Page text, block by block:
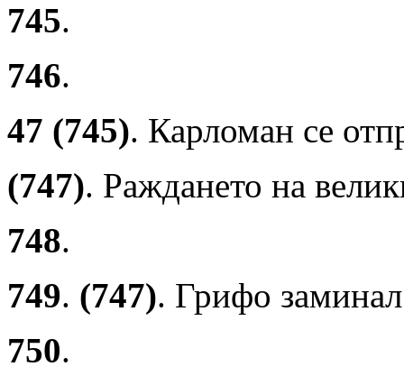
745.
746.
47 (745). Карломан се
(747). Раждането на
748.
749. (747). Грифо
750.